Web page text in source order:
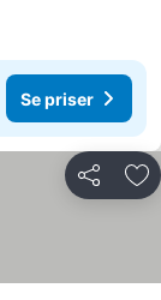
Se priser
Del